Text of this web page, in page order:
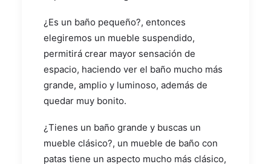
¿Es un baño pequeño?, entonces
elegiremos un mueble suspendido,
permitirá crear mayor sensación de
espacio, haciendo ver el baño mucho más
grande, amplio y luminoso, además de
quedar muy bonito.
¿Tienes un baño grande y buscas un
mueble clásico?, un mueble de baño con
patas tiene un aspecto mucho más clásico,